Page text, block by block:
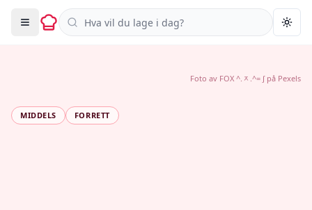
Søk i oppskrifter
MIDDELS FORRETT
Foto av FOX ^.ᆽ.^= ∫på Pexels